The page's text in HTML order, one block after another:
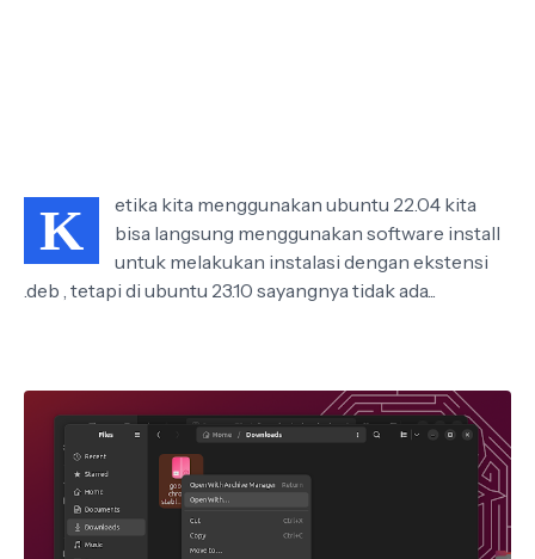
K
etika kita menggunakan ubuntu 22.04 kita
bisa langsung menggunakan software install
untuk melakukan instalasi dengan ekstensi
.deb , tetapi di ubuntu 23.10 sayangnya tidak ada...